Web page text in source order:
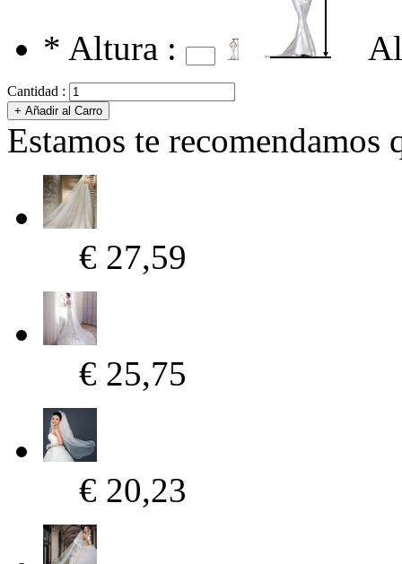
* Altura :
Cantidad :
Estamos te recomendamos
€ 27,59
€ 25,75
€ 20,23